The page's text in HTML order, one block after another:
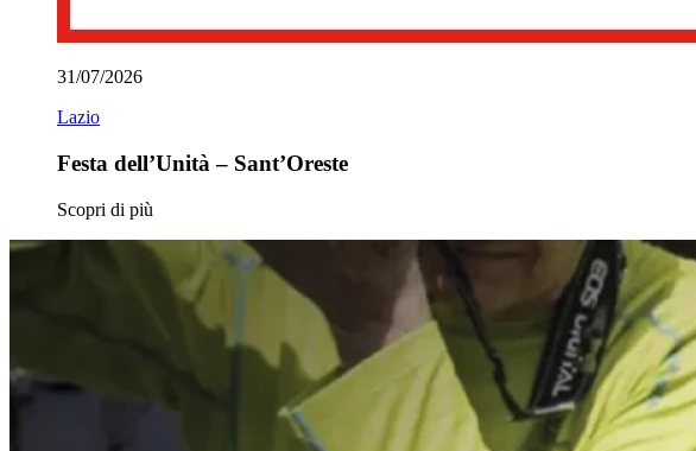
31/07/2026
Lazio
Festa dell’Unità – Sant’Oreste
Scopri di più